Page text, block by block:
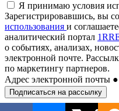
Я принимаю условия
Зарегистрировавшись, вы
использования и
аналитический портал
о событиях, анализах,
электронной почте.
по маркетингу партнеров.
Адрес электронной почты ●
Подписаться на рассылку